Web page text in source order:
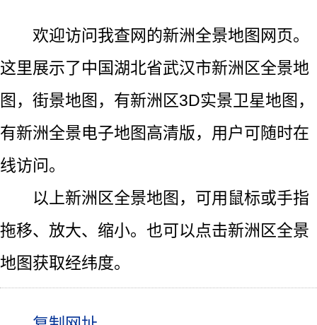
欢迎访问我查网的新洲全景地图网页。
这里展示了中国湖北省武汉市新洲区全景地
图，街景地图，有新洲区3D实景卫星地图，
有新洲全景电子地图高清版，用户可随时在
线访问。
以上新洲区全景地图，可用鼠标或手指
拖移、放大、缩小。也可以点击新洲区全景
地图获取经纬度。